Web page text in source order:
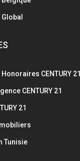
Global
CENTURY 21
CENTURY 21
21
Tunisie